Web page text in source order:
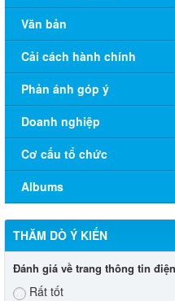
Văn bản
Cải cách hành chính
Phản ánh góp ý
Doanh nghiệp
Cơ cấu tổ chức
Albums
THĂM DÒ Ý KIẾN
Đánh giá về trang thông tin
Rất tốt